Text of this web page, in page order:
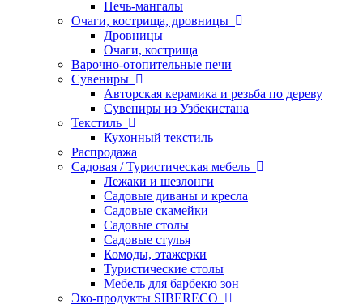
Печь-мангалы
Очаги, кострища, дровницы
Дровницы
Очаги, кострища
Варочно-отопительные печи
Сувениры
Авторская керамика и резьба по дереву
Сувениры из Узбекистана
Текстиль
Кухонный текстиль
Распродажа
Садовая / Туристическая мебель
Лежаки и шезлонги
Садовые диваны и кресла
Садовые скамейки
Садовые столы
Садовые стулья
Комоды, этажерки
Туристические столы
Мебель для барбекю зон
Эко-продукты SIBERECO